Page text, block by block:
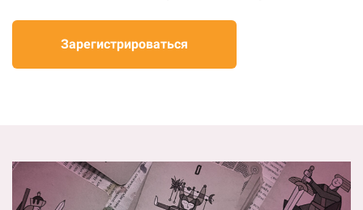
Зарегистрироваться